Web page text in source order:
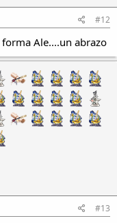
#12
Ale....un abrazo
#13